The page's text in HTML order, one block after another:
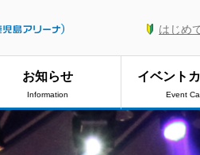
はじめ
お知らせ
Information
イベント
Event